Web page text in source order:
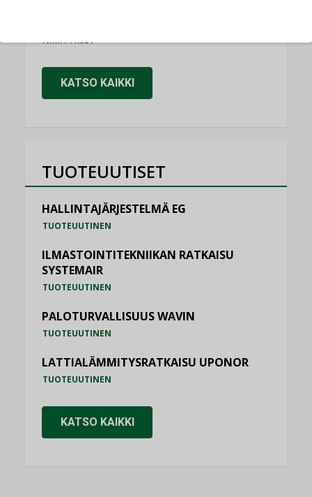
NIMITYKSET
KATSO KAIKKI
TUOTEUUTISET
HALLINTAJÄRJESTELMÄ EG
TUOTEUUTINEN
ILMASTOINTITEKNIIKAN RATKAISU
SYSTEMAIR
TUOTEUUTINEN
PALOTURVALLISUUS WAVIN
TUOTEUUTINEN
LATTIALÄMMITYSRATKAISU UPONOR
TUOTEUUTINEN
KATSO KAIKKI